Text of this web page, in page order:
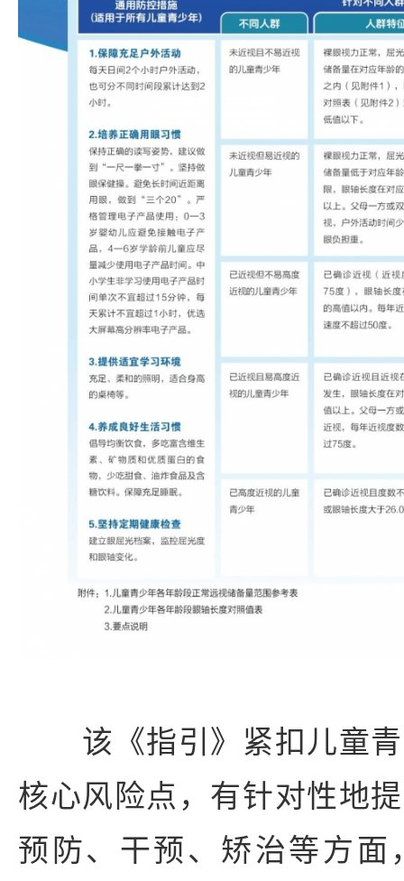
该《指引》紧扣儿童青
核心风险点，有针对性地
预防、干预、矫治等方面